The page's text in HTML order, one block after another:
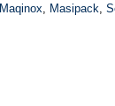
Maqinox, Masipack,